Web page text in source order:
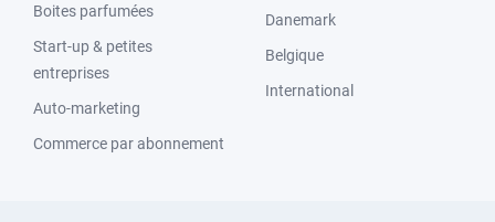
Boites parfumées
Start-up & petites
entreprises
Auto-marketing
Commerce par abonnement
Danemark
Belgique
International